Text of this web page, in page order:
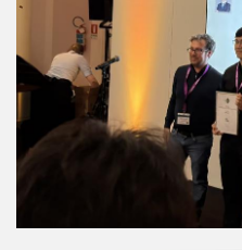
基
地
学